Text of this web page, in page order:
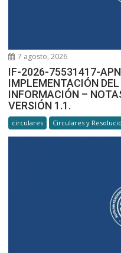
7 agosto, 2026
IF-2026-75531417-
IMPLEMENTACIÓN
INFORMACIÓN –
VERSIÓN 1.1.
circulares Circulares y